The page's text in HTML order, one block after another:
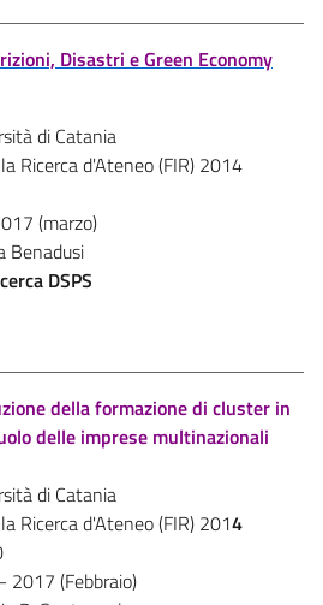
Disastri e Green Economy
di Catania
Ricerca d'Ateneo (FIR) 2014
(marzo)
Benadusi
DSPS
della formazione di cluster in
delle imprese multinazionali
di Catania
Ricerca d'Ateneo (FIR) 2014
2017 (Febbraio)